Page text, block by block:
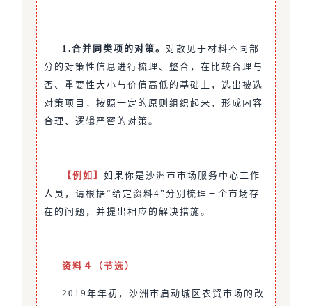
1.合并同类项的对策。 对散见于材料不同部
分的对策性信息进行梳理、整合，在比较合理与
否、重要性大小与价值高低的基础上，选出被选
对策项目，按照一定的原则组织起来，形成内容
合理、逻辑严密的对策。
【例如】 如果你是沙洲市市场服务中心工作
人员，请根据“给定资料4”分别梳理三个市场存
在的问题，并提出相应的解决措施。
资料４（节选）
2019年年初，沙洲市启动城区农贸市场的改